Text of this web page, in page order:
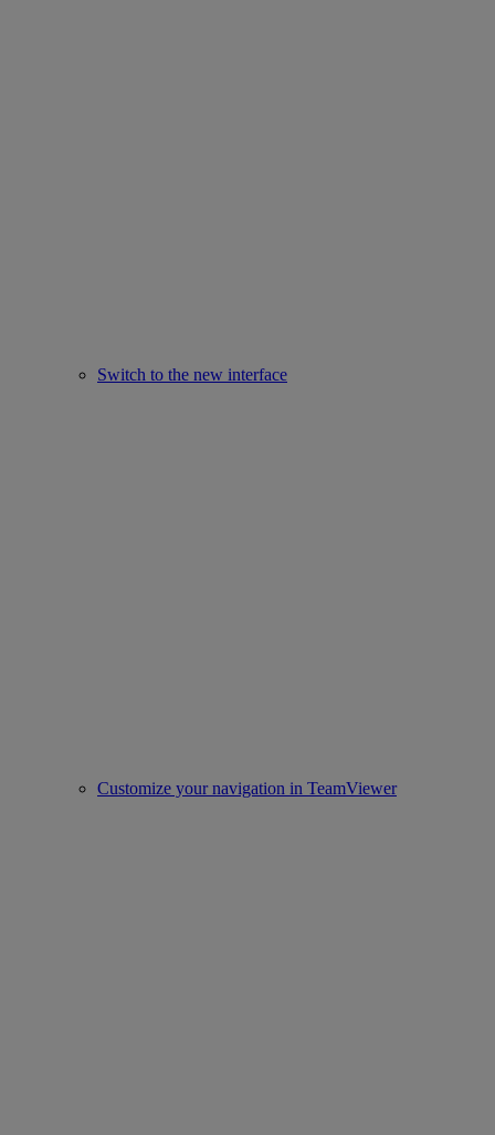
Switch to the new interface
Customize your navigation in TeamViewer